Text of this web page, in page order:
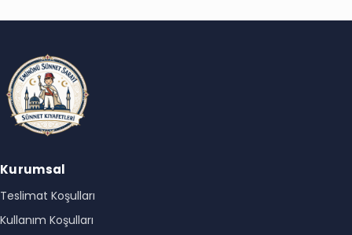
Kurumsal
Teslimat Koşulları
Kullanım Koşulları